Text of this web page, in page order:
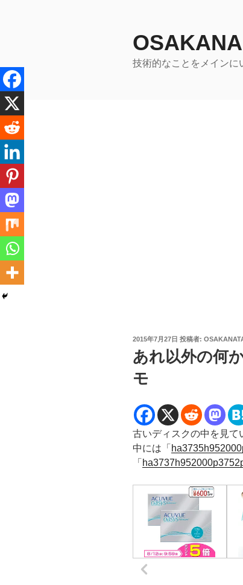
へ
ス
キ
プ
技術的なことをメインに
投
稿
日:
2015年7月27日 投稿者:
あれ以外の何
モ
古いディスクの中を見て
中には「
「